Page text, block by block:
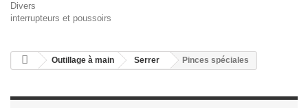
Divers
interrupteurs et poussoirs
Outillage à main Serrer Pinces spéciales